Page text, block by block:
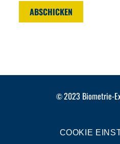
ABSCHICKEN
©2023 Biometrie-
COOKIE